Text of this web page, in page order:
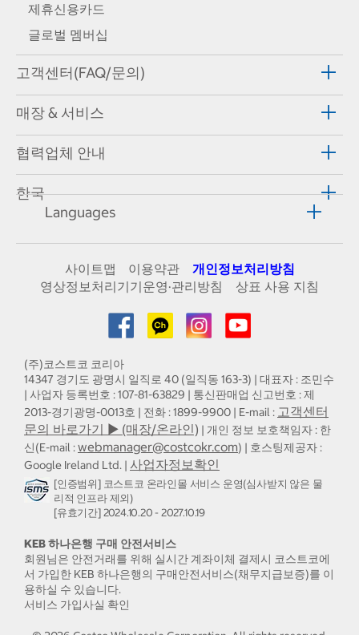
제휴신용카드
글로벌 멤버십
고객센터(FAQ/문의)
매장 & 서비스
협력업체 안내
한국
Languages
사이트맵 이용약관
개인정보처리방침
영상정보처리기기운영·관리방침
상표 사용 지침
(주)코스트코 코리아
14347 경기도 광명시 일직로 40 (일직동 163-3) | 대표자 : 조민수
| 사업자 등록번호 : 107-81-63829 | 통신판매업 신고번호 : 제
2013-경기광명-0013호 | 전화 : 1899-9900 | E-mail : 고객센터
문의 바로가기 ▶ (매장/온라인) | 개인 정보 보호책임자 : 한
신(E-mail :webmanager@costcokr.com) | 호스팅제공자 :
Google Ireland Ltd. | 사업자정보확인
[인증범위] 코스트코 온라인몰 서비스 운영(심사받지 않은 물
리적 인프라 제외)
[유효기간] 2024.10.20 - 2027.10.19
KEB 하나은행 구매 안전서비스
회원님은 안전거래를 위해 실시간 계좌이체 결제시 코스트코에
서 가입한 KEB 하나은행의 구매안전서비스(채무지급보증)를 이
용하실 수 있습니다.
서비스 가입사실 확인